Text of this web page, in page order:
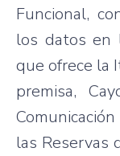
Funcional,
los datos en
que ofrece la
premisa,
Comunicación
las Reservas